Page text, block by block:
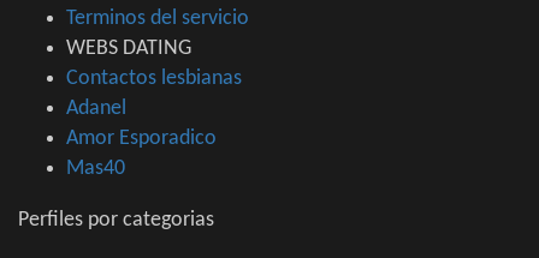
Terminos del servicio
WEBS DATING
Contactos lesbianas
Adanel
Amor Esporadico
Mas40
Perfiles por categorias